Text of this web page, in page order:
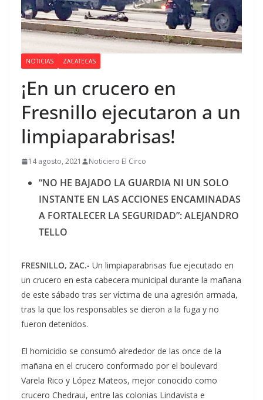
NOTICIAS ZACATECAS
¡En un crucero en
Fresnillo ejecutaron a un
limpiaparabrisas!
14 agosto, 2021 Noticiero El Circo
“NO HE BAJADO LA GUARDIA NI UN SOLO
INSTANTE EN LAS ACCIONES ENCAMINADAS
A FORTALECER LA SEGURIDAD”: ALEJANDRO
TELLO
FRESNILLO, ZAC.- Un limpiaparabrisas fue ejecutado en
un crucero en esta cabecera municipal durante la mañana
de este sábado tras ser víctima de una agresión armada,
tras la que los responsables se dieron a la fuga y no
fueron detenidos.
El homicidio se consumó alrededor de las once de la
mañana en el crucero conformado por el boulevard
Varela Rico y López Mateos, mejor conocido como
crucero Chedraui, entre las colonias Lindavista e